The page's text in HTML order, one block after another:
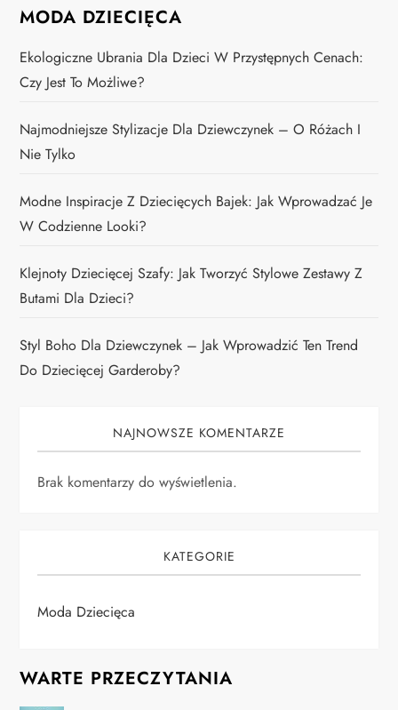
MODA DZIECIĘCA
Ekologiczne Ubrania Dla Dzieci W Przystępnych Cenach:
Czy Jest To Możliwe?
Najmodniejsze Stylizacje Dla Dziewczynek – O Różach I
Nie Tylko
Modne Inspiracje Z Dziecięcych Bajek: Jak Wprowadzać Je
W Codzienne Looki?
Klejnoty Dziecięcej Szafy: Jak Tworzyć Stylowe Zestawy Z
Butami Dla Dzieci?
Styl Boho Dla Dziewczynek – Jak Wprowadzić Ten Trend
Do Dziecięcej Garderoby?
NAJNOWSZE KOMENTARZE
Brak komentarzy do wyświetlenia.
KATEGORIE
Moda Dziecięca
WARTE PRZECZYTANIA